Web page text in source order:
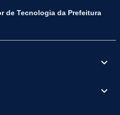
de Tecnologia da Prefeitura